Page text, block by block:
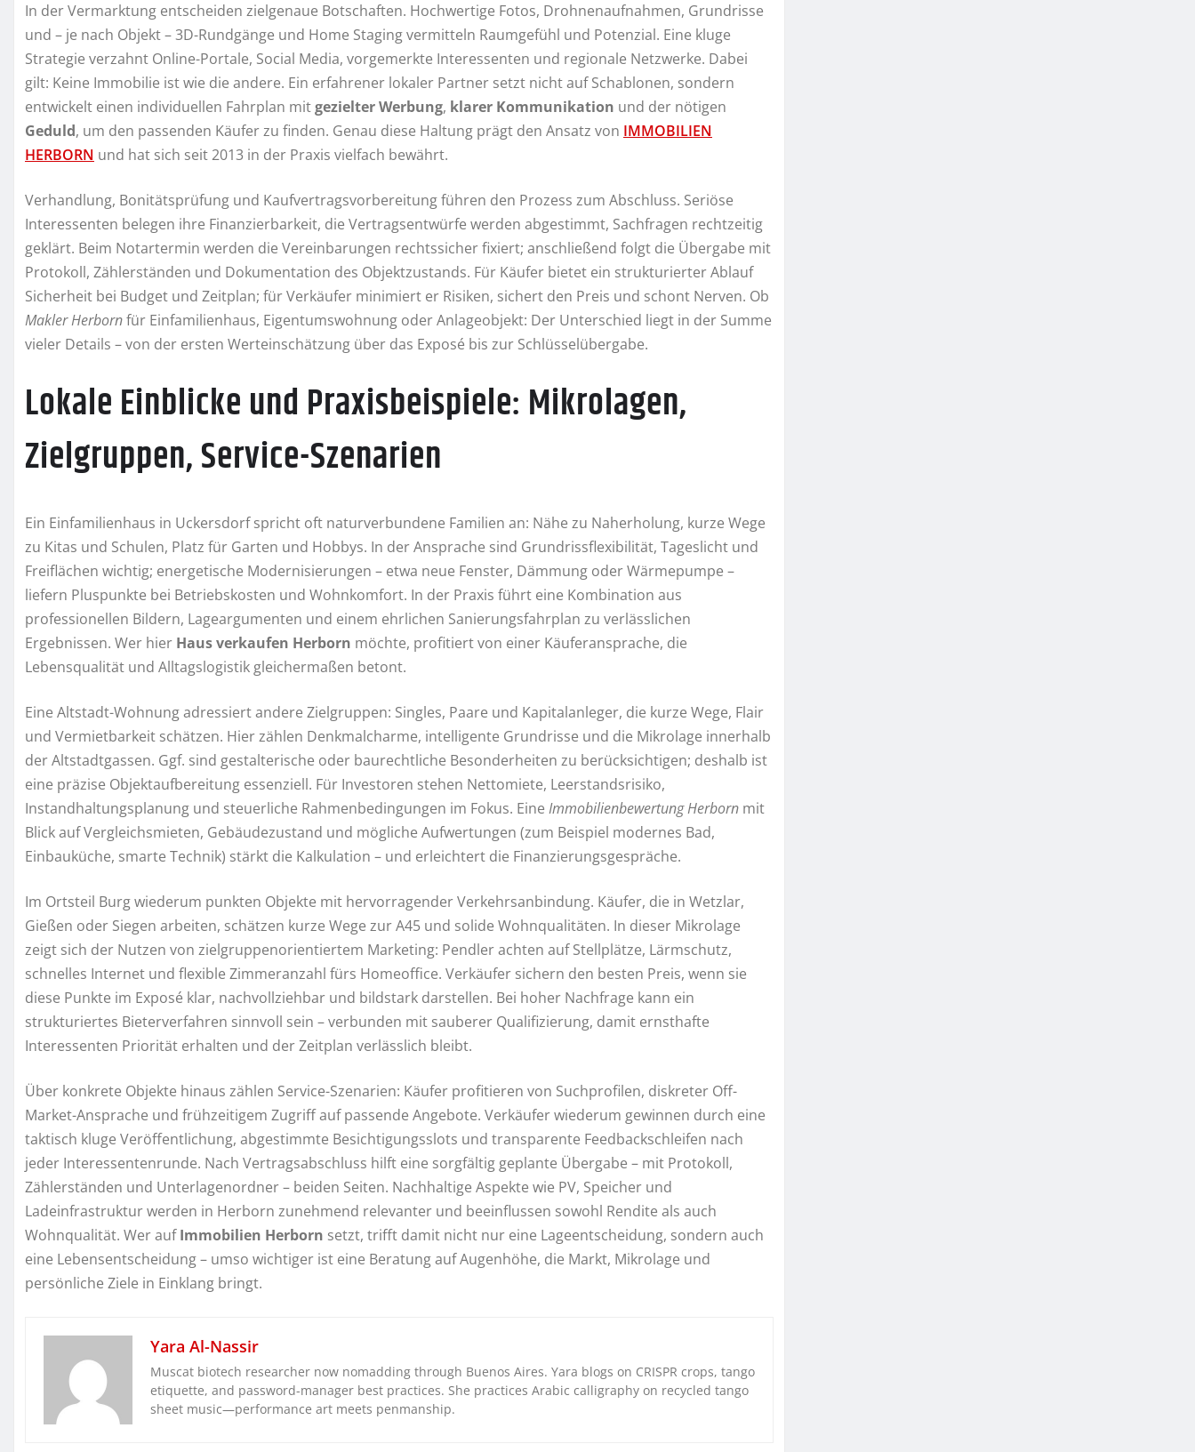
In der Vermarktung entscheiden zielgenaue Botschaften. Hochwertige Fotos, Drohnenaufnahmen, Grundrisse
und – je nach Objekt – 3D-Rundgänge und Home Staging vermitteln Raumgefühl und Potenzial. Eine kluge
Strategie verzahnt Online-Portale, Social Media, vorgemerkte Interessenten und regionale Netzwerke. Dabei
gilt: Keine Immobilie ist wie die andere. Ein erfahrener lokaler Partner setzt nicht auf Schablonen, sondern
entwickelt einen individuellen Fahrplan mitgezielter Werbung, klarer Kommunikation und der nötigen
Geduld, um den passenden Käufer zu finden. Genau diese Haltung prägt den Ansatz von IMMOBILIEN
HERBORN und hat sich seit 2013 in der Praxis vielfach bewährt.
Verhandlung, Bonitätsprüfung und Kaufvertragsvorbereitung führen den Prozess zum Abschluss. Seriöse
Interessenten belegen ihre Finanzierbarkeit, die Vertragsentwürfe werden abgestimmt, Sachfragen rechtzeitig
geklärt. Beim Notartermin werden die Vereinbarungen rechtssicher fixiert; anschließend folgt die Übergabe mit
Protokoll, Zählerständen und Dokumentation des Objektzustands. Für Käufer bietet ein strukturierter Ablauf
Sicherheit bei Budget und Zeitplan; für Verkäufer minimiert er Risiken, sichert den Preis und schont Nerven. Ob
Makler Herbornfür Einfamilienhaus, Eigentumswohnung oder Anlageobjekt: Der Unterschied liegt in der Summe
vieler Details – von der ersten Werteinschätzung über das Exposé bis zur Schlüsselübergabe.
Lokale Einblicke und Praxisbeispiele: Mikrolagen,
Zielgruppen, Service-Szenarien
Ein Einfamilienhaus in Uckersdorf spricht oft naturverbundene Familien an: Nähe zu Naherholung, kurze Wege
zu Kitas und Schulen, Platz für Garten und Hobbys. In der Ansprache sind Grundrissflexibilität, Tageslicht und
Freiflächen wichtig; energetische Modernisierungen – etwa neue Fenster, Dämmung oder Wärmepumpe –
liefern Pluspunkte bei Betriebskosten und Wohnkomfort. In der Praxis führt eine Kombination aus
professionellen Bildern, Lageargumenten und einem ehrlichen Sanierungsfahrplan zu verlässlichen
Ergebnissen. Wer hier Haus verkaufen Herborn möchte, profitiert von einer Käuferansprache, die
Lebensqualität und Alltagslogistik gleichermaßen betont.
Eine Altstadt-Wohnung adressiert andere Zielgruppen: Singles, Paare und Kapitalanleger, die kurze Wege, Flair
und Vermietbarkeit schätzen. Hier zählen Denkmalcharme, intelligente Grundrisse und die Mikrolage innerhalb
der Altstadtgassen. Ggf. sind gestalterische oder baurechtliche Besonderheiten zu berücksichtigen; deshalb ist
eine präzise Objektaufbereitung essenziell. Für Investoren stehen Nettomiete, Leerstandsrisiko,
Instandhaltungsplanung und steuerliche Rahmenbedingungen im Fokus. Eine Immobilienbewertung Herborn mit
Blick auf Vergleichsmieten, Gebäudezustand und mögliche Aufwertungen (zum Beispiel modernes Bad,
Einbauküche, smarte Technik) stärkt die Kalkulation – und erleichtert die Finanzierungsgespräche.
Im Ortsteil Burg wiederum punkten Objekte mit hervorragender Verkehrsanbindung. Käufer, die in Wetzlar,
Gießen oder Siegen arbeiten, schätzen kurze Wege zur A45 und solide Wohnqualitäten. In dieser Mikrolage
zeigt sich der Nutzen von zielgruppenorientiertem Marketing: Pendler achten auf Stellplätze, Lärmschutz,
schnelles Internet und flexible Zimmeranzahl fürs Homeoffice. Verkäufer sichern den besten Preis, wenn sie
diese Punkte im Exposé klar, nachvollziehbar und bildstark darstellen. Bei hoher Nachfrage kann ein
strukturiertes Bieterverfahren sinnvoll sein – verbunden mit sauberer Qualifizierung, damit ernsthafte
Interessenten Priorität erhalten und der Zeitplan verlässlich bleibt.
Über konkrete Objekte hinaus zählen Service-Szenarien: Käufer profitieren von Suchprofilen, diskreter Off-
Market-Ansprache und frühzeitigem Zugriff auf passende Angebote. Verkäufer wiederum gewinnen durch eine
taktisch kluge Veröffentlichung, abgestimmte Besichtigungsslots und transparente Feedbackschleifen nach
jeder Interessentenrunde. Nach Vertragsabschluss hilft eine sorgfältig geplante Übergabe – mit Protokoll,
Zählerständen und Unterlagenordner – beiden Seiten. Nachhaltige Aspekte wie PV, Speicher und
Ladeinfrastruktur werden in Herborn zunehmend relevanter und beeinflussen sowohl Rendite als auch
Wohnqualität. Wer aufImmobilien Herborn setzt, trifft damit nicht nur eine Lageentscheidung, sondern auch
eine Lebensentscheidung – umso wichtiger ist eine Beratung auf Augenhöhe, die Markt, Mikrolage und
persönliche Ziele in Einklang bringt.
Yara Al-Nassir
Muscat biotech researcher now nomadding through Buenos Aires. Yara blogs on CRISPR crops, tango
etiquette, and password-manager best practices. She practices Arabic calligraphy on recycled tango
sheet music—performance art meets penmanship.